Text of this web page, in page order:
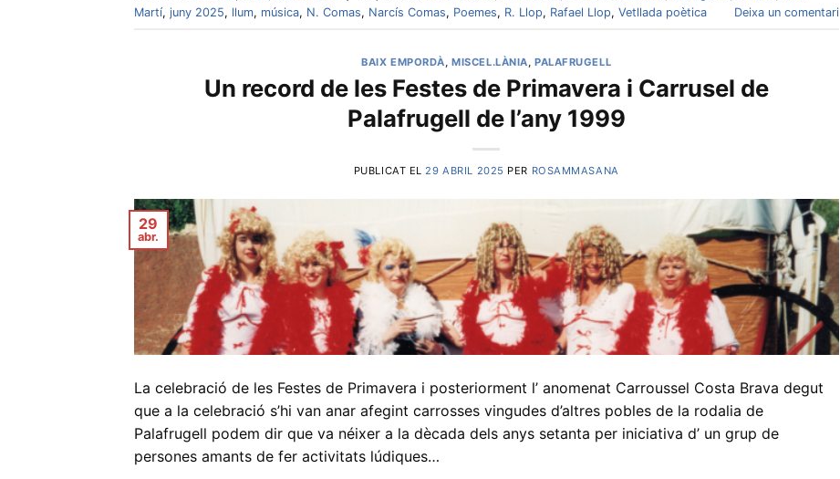
Martí, juny 2025, llum, música, N. Comas, Narcís Comas, Poemes, R. Llop, Rafael Llop, Vetllada poètica Deixa un comentari
BAIX EMPORDÀ,MISCEL.LÀNIA,PALAFRUGELL
Un record de les Festes de Primavera i Carrusel de
Palafrugell de l’any 1999
PUBLICAT EL29 ABRIL 2025 PER ROSAMMASANA
29
abr.
La celebració de les Festes de Primavera i posteriorment l’ anomenat Carroussel Costa Brava degut
que a la celebració s’hi van anar afegint carrosses vingudes d’altres pobles de la rodalia de
Palafrugell podem dir que va néixer a la dècada dels anys setanta per iniciativa d’ un grup de
persones amants de fer activitats lúdiques…